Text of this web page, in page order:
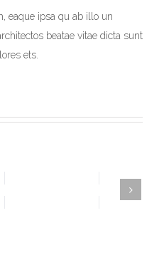
eaque ipsa qu ab illo un
beatae vitae dicta sunt
ets.